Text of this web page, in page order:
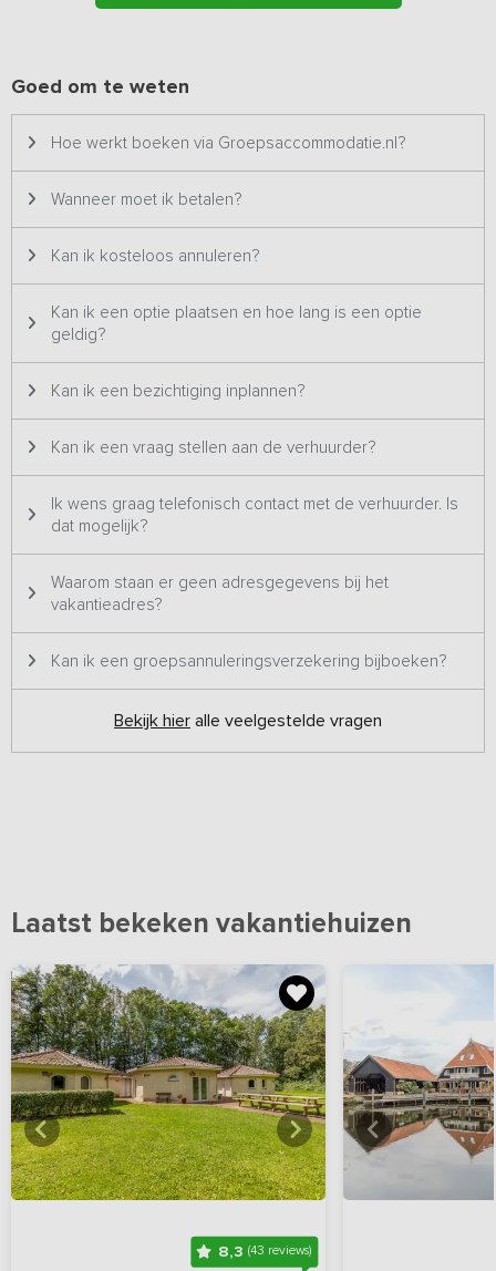
binnenplaats kan een spelletje Jeu de Boules gespeeld worden.
Goed om te weten
Hoe werkt boeken via Groepsaccommodatie.nl?
Wanneer moet ik betalen?
Kan ik kosteloos annuleren?
Kan ik een optie plaatsen en hoe lang is een optie
geldig?
Kan ik een bezichtiging inplannen?
Kan ik een vraag stellen aan de verhuurder?
Ik wens graag telefonisch contact met de verhuurder. Is
dat mogelijk?
Waarom staan er geen adresgegevens bij het
vakantieadres?
Kan ik een groepsannuleringsverzekering bijboeken?
Bekijk hier alle veelgestelde vragen
Laatst bekeken vakantiehuizen
8,3 (43 reviews)
Bekijkhieralle foto's Bekijk